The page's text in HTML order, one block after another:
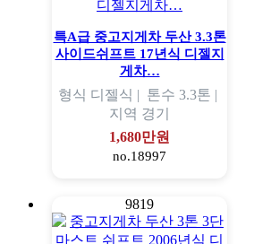
특A급 중고지게차 두산 3.3톤
사이드쉬프트 17년식 디젤지
게차…
형식 디젤식 | 톤수 3.3톤 |
지역 경기
1,680만원
no.18997
9819